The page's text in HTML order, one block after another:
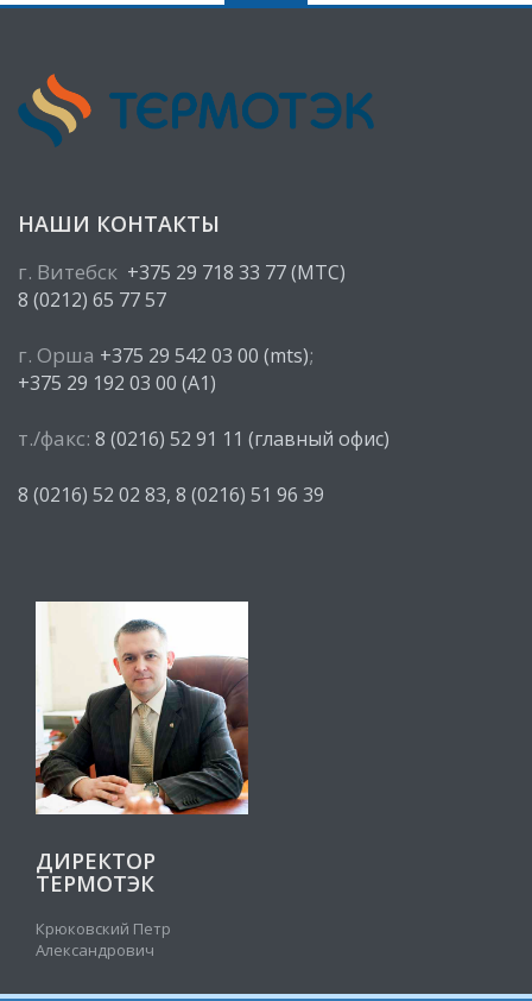
НАШИ КОНТАКТЫ
г. Витебск +375 29 718 33 77 (МТС)
8 (0212) 65 77 57
г. Орша +375 29 542 03 00 (mts);
+375 29 192 03 00 (A1)
т./факс: 8 (0216) 52 91 11 (главный офис)
8 (0216) 52 02 83, 8 (0216) 51 96 39
ДИРЕКТОР
ТЕРМОТЭК
Крюковский Петр
Александрович